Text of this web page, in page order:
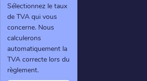
Sélectionnez le taux
de TVA qui vous
concerne. Nous
calculerons
automatiquement la
TVA correcte lors du
règlement.